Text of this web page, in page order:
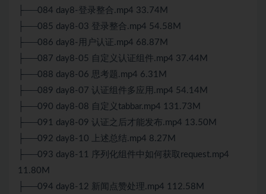
├──084 day8-登录整合.mp4 33.74M
├──085 day8-03 登录整合.mp4 54.58M
├──086 day8-用户认证.mp4 68.87M
├──087 day8-05 自定义认证组件.mp4 37.44M
├──088 day8-06 思考题.mp4 6.31M
├──089 day8-07 认证组件多应用.mp4 54.14M
├──090 day8-08 自定义tabbar.mp4 131.73M
├──091 day8-09 认证之后才能发布.mp4 13.50M
├──092 day8-10 上述总结.mp4 8.27M
├──093 day8-11 序列化组件中如何获取request.mp4
11.80M
├──094 day8-12 新闻点赞处理.mp4 112.58M